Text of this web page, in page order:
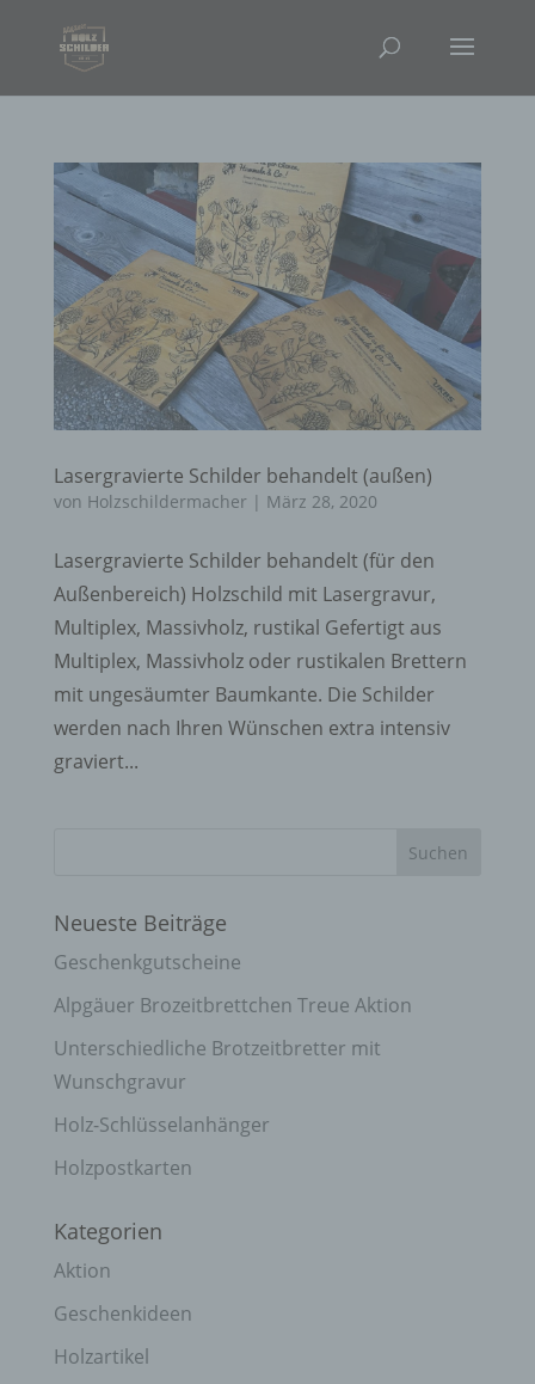
Lasergravierte Schilder behandelt (außen)
von Holzschildermacher | März 28, 2020
Lasergravierte Schilder behandelt (für den
Außenbereich) Holzschild mit Lasergravur,
Multiplex, Massivholz, rustikal Gefertigt aus
Multiplex, Massivholz oder rustikalen Brettern
mit ungesäumter Baumkante. Die Schilder
werden nach Ihren Wünschen extra intensiv
graviert...
Neueste Beiträge
Geschenkgutscheine
Alpgäuer Brozeitbrettchen Treue Aktion
Unterschiedliche Brotzeitbretter mit
Wunschgravur
Holz-Schlüsselanhänger
Holzpostkarten
Kategorien
Aktion
Geschenkideen
Holzartikel